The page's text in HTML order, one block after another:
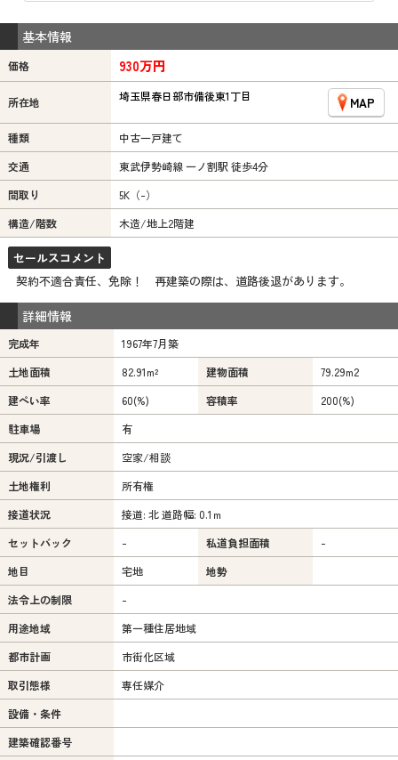
基本情報
価格 930万円
所在地 埼玉県春日部市備後東1丁目 MAP
種類
中古一戸建て
交通
東武伊勢崎線 一ノ割駅 徒歩4分
間取り
5K（-）
構造/階数
木造/地上2階建
セールスコメント
契約不適合責任、免除！ 再建築の際は、道路後退があります。
詳細情報
完成年
1967年7月築
土地面積
82.91m² 建物面積 79.29m2
建ぺい率
60(%) 容積率
200(%)
駐車場
有
現況/引渡し
空家/相談
土地権利
所有権
接道状況
接道: 北 道路幅: 0.1ｍ
セットバック
- 私道負担面積
-
地目
宅地
地勢
法令上の制限
-
用途地域
第一種住居地域
都市計画
市街化区域
取引態様
専任媒介
設備・条件
建築確認番号